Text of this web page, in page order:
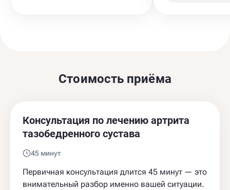
Стоимость приёма
Консультация по лечению артрита
тазобедренного сустава
45 минут
Первичная консультация длится 45 минут — это
внимательный разбор именно вашей ситуации.